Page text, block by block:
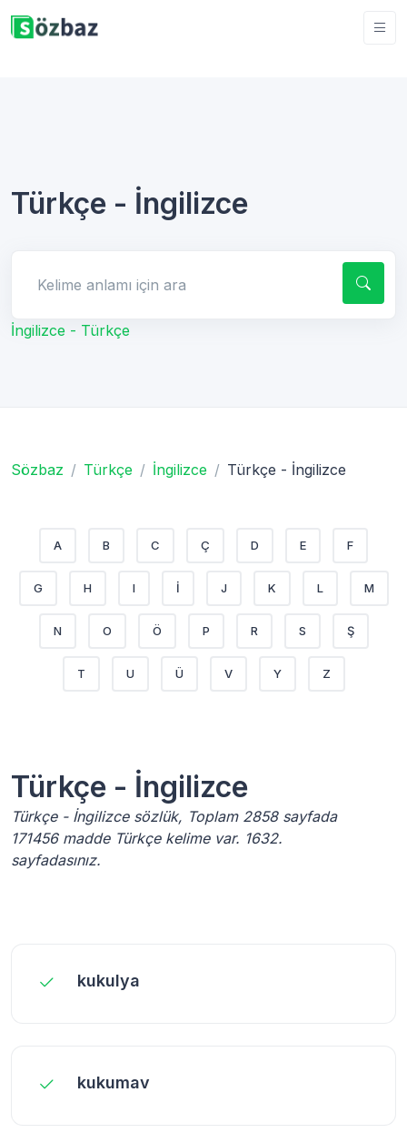
Türkçe - İngilizce
İngilizce - Türkçe
Sözbaz Türkçe İngilizce Türkçe - İngilizce
A B C Ç D E F
G H I İ J K L M
N O Ö P R S Ş
T U Ü V Y Z
Türkçe - İngilizce
Türkçe - İngilizce sözlük, Toplam 2858 sayfada
171456 madde Türkçe kelime var. 1632.
sayfadasınız.
kukulya
kukumav